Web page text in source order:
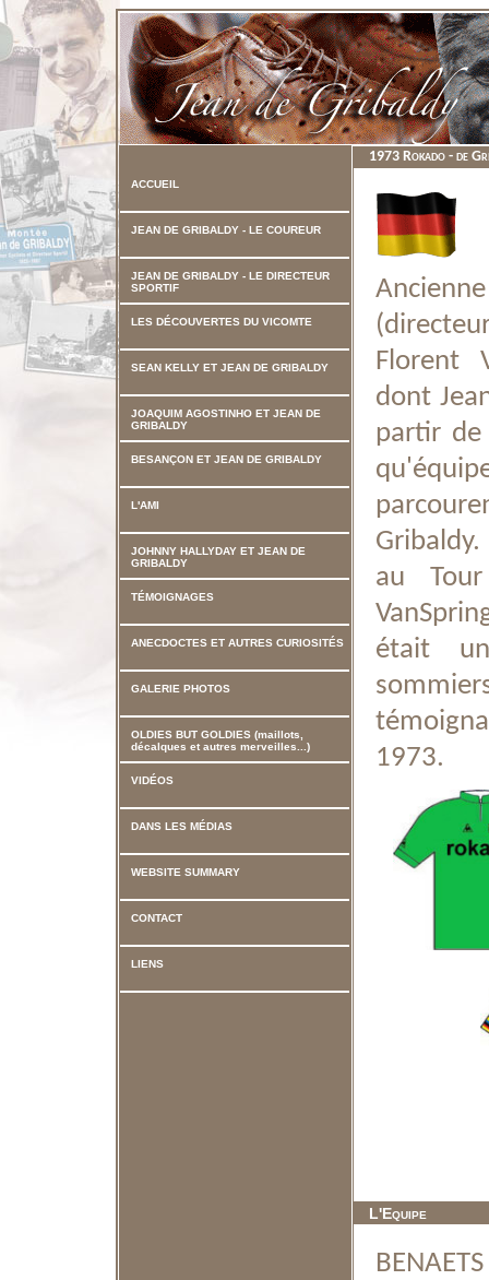
ACCUEIL
JEAN DE GRIBALDY - LE COUREUR
JEAN DE GRIBALDY - LE DIRECTEUR
SPORTIF
LES DÉCOUVERTES DU VICOMTE
SEAN KELLY ET JEAN DE GRIBALDY
JOAQUIM AGOSTINHO ET JEAN DE
GRIBALDY
BESANÇON ET JEAN DE GRIBALDY
L'AMI
JOHNNY HALLYDAY ET JEAN DE
GRIBALDY
TÉMOIGNAGES
ANECDOCTES ET AUTRES CURIOSITÉS
GALERIE PHOTOS
OLDIES BUT GOLDIES (maillots,
décalques et autres merveilles...)
VIDÉOS
DANS LES MÉDIAS
WEBSITE SUMMARY
CONTACT
LIENS
1973 Rokado - de
Florent
dont
partir
au
était
1973.
L'Equipe